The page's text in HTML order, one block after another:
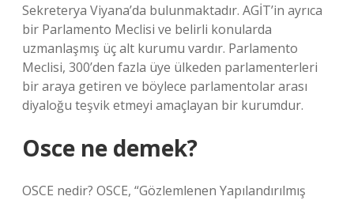
Sekreterya Viyana’da bulunmaktadır. AGİT’in ayrıca
bir Parlamento Meclisi ve belirli konularda
uzmanlaşmış üç alt kurumu vardır. Parlamento
Meclisi, 300’den fazla üye ülkeden parlamenterleri
bir araya getiren ve böylece parlamentolar arası
diyaloğu teşvik etmeyi amaçlayan bir kurumdur.
Osce ne demek?
OSCE nedir? OSCE, “Gözlemlenen Yapılandırılmış